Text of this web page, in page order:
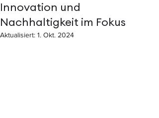
Innovation und
Nachhaltigkeit im Fokus
Aktualisiert: 1. Okt. 2024